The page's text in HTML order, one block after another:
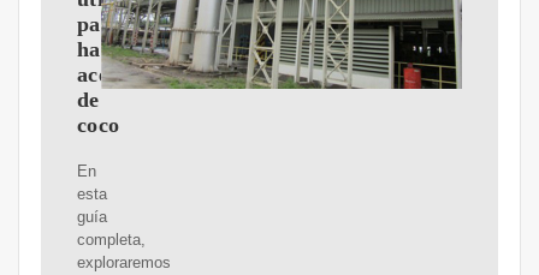
para
hacer
aceite
de
coco
En
esta
guía
completa,
exploraremos